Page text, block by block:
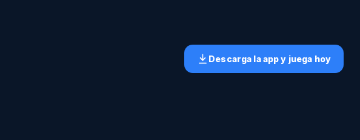
Descarga la app y juega hoy